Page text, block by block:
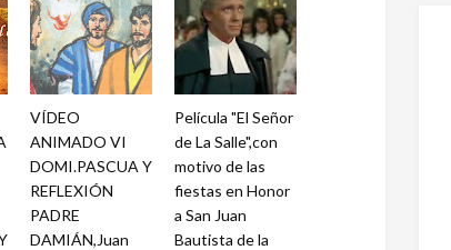
VÍDEO
ANIMADO VI
DOMI.PASCUA Y
REFLEXIÓN
PADRE
DAMIÁN,Juan
Película "El Señor
de La Salle",con
motivo de las
fiestas en Honor
a San Juan
Bautista de la